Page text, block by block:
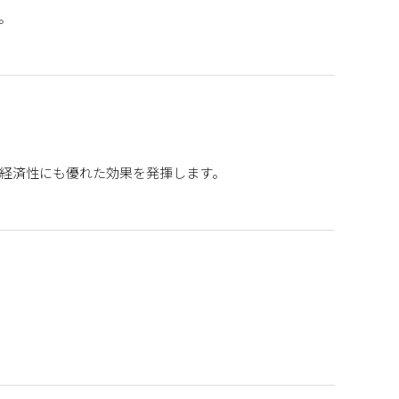
性にも優れた効果を発揮します。